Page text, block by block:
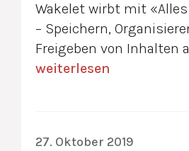
Wakelet wirbt mit
– ‎Speichern,
Freigeben von Inhalten
weiterlesen
27. Oktober 2019